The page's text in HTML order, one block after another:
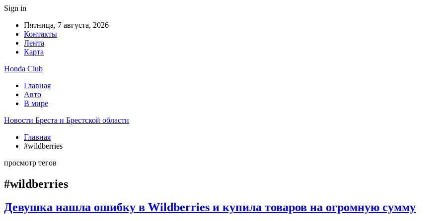
Sign in
Пятница, 7 августа, 2026
Контакты
Лента
Карта
Honda Club
Главная
Авто
В мире
Новости Бреста и Брестской области
Главная
#wildberries
просмотр тегов
#wildberries
Девушка нашла ошибку в Wildberries и купила товаров на огромную сумму